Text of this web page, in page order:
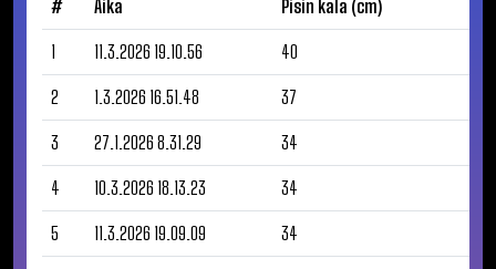
# Aika Pisin kala (cm)
1 11.3.2026 19.10.56 40
2 1.3.2026 16.51.48 37
3 27.1.2026 8.31.29 34
4 10.3.2026 18.13.23 34
5 11.3.2026 19.09.09 34